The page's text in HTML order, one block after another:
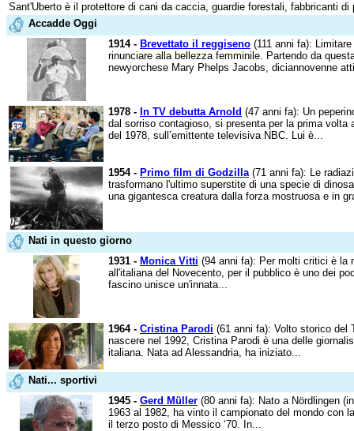
Sant'Uberto è il protettore di cani da caccia, guardie forestali, fabbricanti di
Accadde Oggi
1914 - Brevettato il reggiseno (111 anni fa):
rinunciare alla bellezza femminile. Partendo da
newyorchese Mary Phelps Jacobs, diciannovenne
1978 - In TV debutta Arnold (47 anni fa): Un
dal sorriso contagioso, si presenta per la prima volta
del 1978, sull’emittente televisiva NBC. Lui è...
1954 - Primo film di Godzilla(71 anni fa): Le
trasformano l'ultimo superstite di una specie di
una gigantesca creatura dalla forza mostruosa e in
Nati in questo giorno
1931 - Monica Vitti (94 anni fa): Per molti critici è la
all'italiana del Novecento, per il pubblico è uno dei
fascino unisce un'innata...
1964 - Cristina Parodi (61 anni fa): Volto storico del
nascere nel 1992, Cristina Parodi è una delle
italiana. Nata ad Alessandria, ha iniziato...
Nati... sportivi
1945 - Gerd Müller (80 anni fa): Nato a Nördlingen
1963 al 1982, ha vinto il campionato del mondo con
il terzo posto di Messico ‘70. In...